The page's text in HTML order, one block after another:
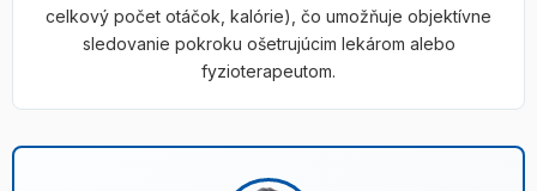
celkový počet otáčok, kalórie), čo umožňuje objektívne
sledovanie pokroku ošetrujúcim lekárom alebo
fyzioterapeutom.